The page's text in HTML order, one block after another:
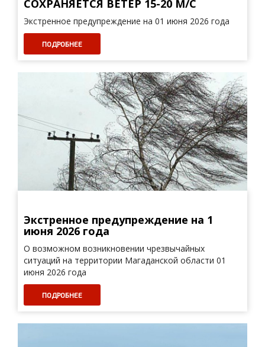
СОХРАНЯЕТСЯ ВЕТЕР 15-20 М/С
Экстренное предупреждение на 01 июня 2026 года
ПОДРОБНЕЕ
Экстренное предупреждение на 1
июня 2026 года
О возможном возникновении чрезвычайных
ситуаций на территории Магаданской области 01
июня 2026 года
ПОДРОБНЕЕ